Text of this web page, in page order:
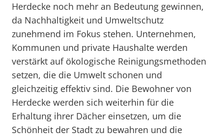
Herdecke noch mehr an Bedeutung gewinnen,
da Nachhaltigkeit und Umweltschutz
zunehmend im Fokus stehen. Unternehmen,
Kommunen und private Haushalte werden
verstärkt auf ökologische Reinigungsmethoden
setzen, die die Umwelt schonen und
gleichzeitig effektiv sind. Die Bewohner von
Herdecke werden sich weiterhin für die
Erhaltung ihrer Dächer einsetzen, um die
Schönheit der Stadt zu bewahren und die